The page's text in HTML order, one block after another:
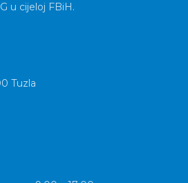
u cijeloj FBiH.
Tuzla